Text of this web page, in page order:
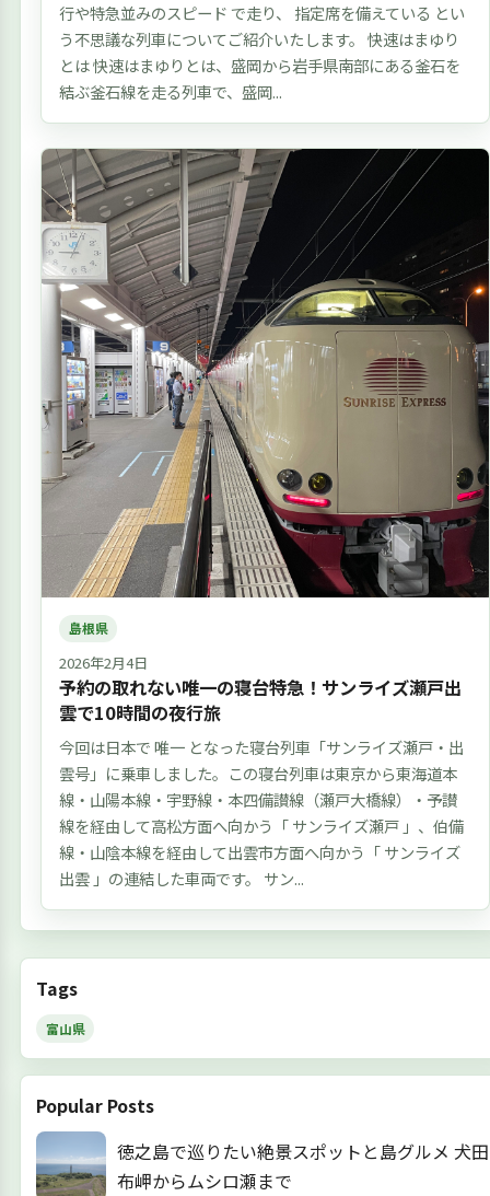
行や特急並みのスピード で走り、 指定席を備えている とい
う不思議な列車についてご紹介いたします。 快速はまゆり
とは 快速はまゆりとは、盛岡から岩手県南部にある釜石を
結ぶ釜石線を走る列車で、盛岡...
島根県
2026年2月4日
予約の取れない唯一の寝台特急！サンライズ瀬戸出
雲で10時間の夜行旅
今回は日本で 唯一 となった寝台列車「サンライズ瀬戸・出
雲号」に乗車しました。この寝台列車は東京から東海道本
線・山陽本線・宇野線・本四備讃線（瀬戸大橋線）・予讃
線を経由して高松方面へ向かう「 サンライズ瀬戸 」、伯備
線・山陰本線を経由して出雲市方面へ向かう「 サンライズ
出雲 」の連結した車両です。 サン...
Tags
富山県
Popular Posts
徳之島で巡りたい絶景スポットと島グルメ 犬田
布岬からムシロ瀬まで